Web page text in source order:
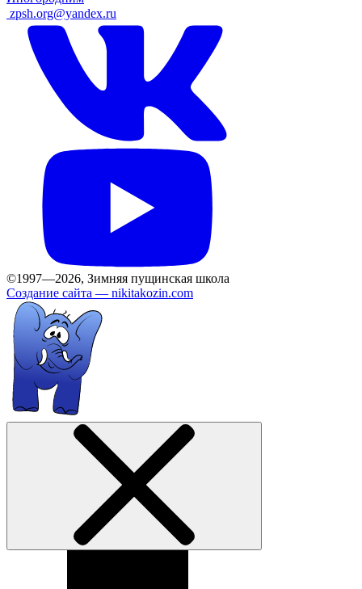
zpsh.org@yandex.ru
©1997—2026, Зимняя пущинская школа
Создание сайта — nikitakozin.com